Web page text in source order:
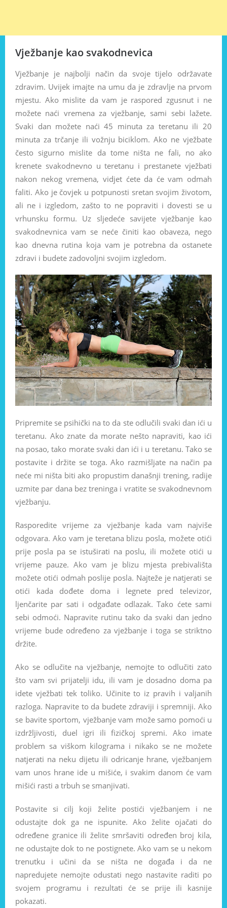
Vježbanje kao svakodnevica
Vježbanje je najbolji način da svoje tijelo održavate
zdravim. Uvijek imajte na umu da je zdravlje na prvom
mjestu. Ako mislite da vam je raspored zgusnut i ne
možete naći vremena za vježbanje, sami sebi lažete.
Svaki dan možete naći 45 minuta za teretanu ili 20
minuta za trčanje ili vožnju biciklom. Ako ne vježbate
često sigurno mislite da tome ništa ne fali, no ako
krenete svakodnevno u teretanu i prestanete vježbati
nakon nekog vremena, vidjet ćete da će vam odmah
faliti. Ako je čovjek u potpunosti sretan svojim životom,
ali ne i izgledom, zašto to ne popraviti i dovesti se u
vrhunsku formu. Uz sljedeće savijete vježbanje kao
svakodnevnica vam se neće činiti kao obaveza, nego
kao dnevna rutina koja vam je potrebna da ostanete
zdravi i budete zadovoljni svojim izgledom.
Pripremite se psihički na to da ste odlučili svaki dan ići u
teretanu. Ako znate da morate nešto napraviti, kao ići
na posao, tako morate svaki dan ići i u teretanu. Tako se
postavite i držite se toga. Ako razmišljate na način pa
neće mi ništa biti ako propustim današnji trening, radije
uzmite par dana bez treninga i vratite se svakodnevnom
vježbanju.
Rasporedite vrijeme za vježbanje kada vam najviše
odgovara. Ako vam je teretana blizu posla, možete otići
prije posla pa se istuširati na poslu, ili možete otići u
vrijeme pauze. Ako vam je blizu mjesta prebivališta
možete otići odmah poslije posla. Najteže je natjerati se
otići kada dođete doma i legnete pred televizor,
ljenčarite par sati i odgađate odlazak. Tako ćete sami
sebi odmoći. Napravite rutinu tako da svaki dan jedno
vrijeme bude određeno za vježbanje i toga se striktno
držite.
Ako se odlučite na vježbanje, nemojte to odlučiti zato
što vam svi prijatelji idu, ili vam je dosadno doma pa
idete vježbati tek toliko. Učinite to iz pravih i valjanih
razloga. Napravite to da budete zdraviji i spremniji. Ako
se bavite sportom, vježbanje vam može samo pomoći u
izdržljivosti, duel igri ili fizičkoj spremi. Ako imate
problem sa viškom kilograma i nikako se ne možete
natjerati na neku dijetu ili odricanje hrane, vježbanjem
vam unos hrane ide u mišiće, i svakim danom će vam
mišići rasti a trbuh se smanjivati.
Postavite si cilj koji želite postići vježbanjem i ne
odustajte dok ga ne ispunite. Ako želite ojačati do
određene granice ili želite smršaviti određen broj kila,
ne odustajte dok to ne postignete. Ako vam se u nekom
trenutku i učini da se ništa ne događa i da ne
napredujete nemojte odustati nego nastavite raditi po
svojem programu i rezultati će se prije ili kasnije
pokazati.